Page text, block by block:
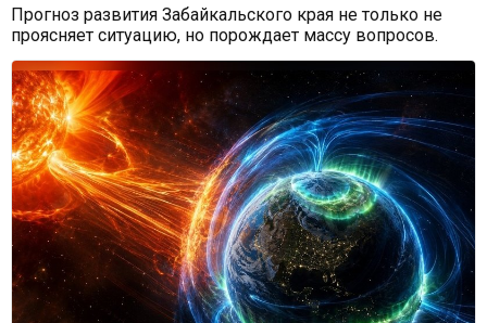
Прогноз развития Забайкальского края не только не
проясняет ситуацию, но порождает массу вопросов.